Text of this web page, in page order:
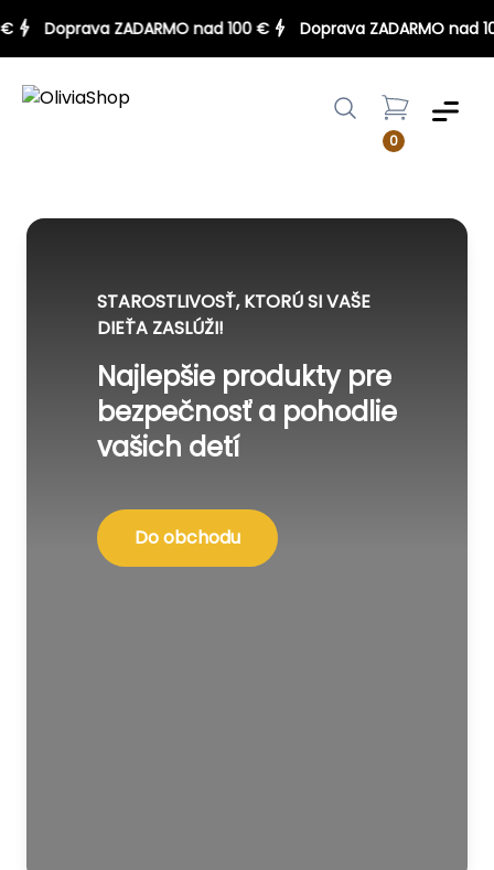
€ Doprava ZADARMO nad 100 € Doprava ZADARMO
0
Menu
STAROSTLIVOSŤ, KTORÚ SI VAŠE
DIEŤA ZASLÚŽI!
Najlepšie produkty pre
bezpečnosť a pohodlie
vašich detí
Do obchodu